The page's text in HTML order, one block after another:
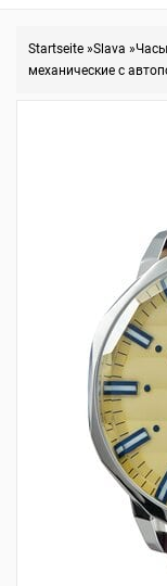
Startseite »Slava »
механические с